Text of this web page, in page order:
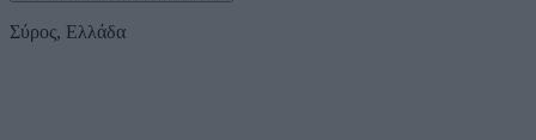
Σύρος, Ελλάδα